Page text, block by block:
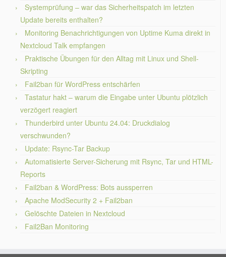
Systemprüfung – war das Sicherheitspatch im letzten
Update bereits enthalten?
Monitoring Benachrichtigungen von Uptime Kuma direkt in
Nextcloud Talk empfangen
Praktische Übungen für den Alltag mit Linux und Shell-
Skripting
Fail2ban für WordPress entschärfen
Tastatur hakt – warum die Eingabe unter Ubuntu plötzlich
verzögert reagiert
Thunderbird unter Ubuntu 24.04: Druckdialog
verschwunden?
Update: Rsync-Tar Backup
Automatisierte Server-Sicherung mit Rsync, Tar und HTML-
Reports
Fail2ban & WordPress: Bots aussperren
Apache ModSecurity 2 + Fail2ban
Gelöschte Dateien in Nextcloud
Fail2Ban Monitoring